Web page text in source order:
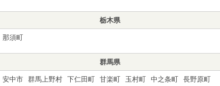
栃木県
那須町
群馬県
安中市 群馬上野村 下仁田町 甘楽町 玉村町 中之条町
長野原町